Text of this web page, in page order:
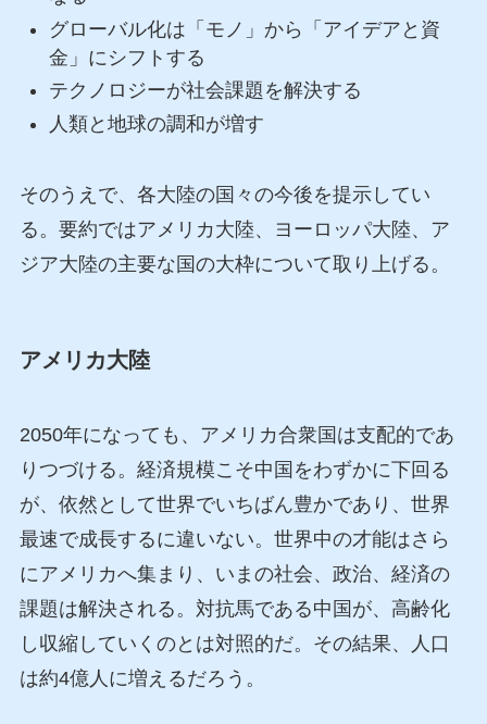
グローバル化は「モノ」から「アイデアと資
金」にシフトする
テクノロジーが社会課題を解決する
人類と地球の調和が増す
そのうえで、各大陸の国々の今後を提示してい
る。要約ではアメリカ大陸、ヨーロッパ大陸、ア
ジア大陸の主要な国の大枠について取り上げる。
アメリカ大陸
2050年になっても、アメリカ合衆国は支配的であ
りつづける。経済規模こそ中国をわずかに下回る
が、依然として世界でいちばん豊かであり、世界
最速で成長するに違いない。世界中の才能はさら
にアメリカへ集まり、いまの社会、政治、経済の
課題は解決される。対抗馬である中国が、高齢化
し収縮していくのとは対照的だ。その結果、人口
は約4億人に増えるだろう。